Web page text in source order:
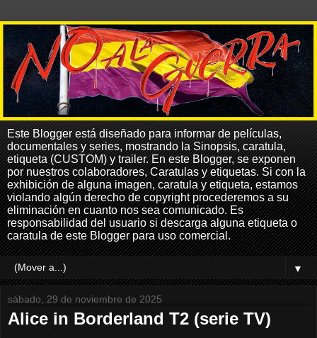
Este Blogger está diseñado para informar de películas,
documentales y series, mostrando la Sinopsis, caratula,
etiqueta (CUSTOM) y trailer. En este Blogger, se exponen
por nuestros colaboradores, Caratulas y etiquetas. Si con la
exhibición de alguna imagen, caratula y etiqueta, estamos
violando algún derecho de copyright procederemos a su
eliminación en cuanto nos sea comunicado. Es
responsabilidad del usuario si descarga alguna etiqueta o
caratula de este Blogger para uso comercial.
▼
sábado, 29 de noviembre de 2025
Alice in Borderland T2 (serie TV)